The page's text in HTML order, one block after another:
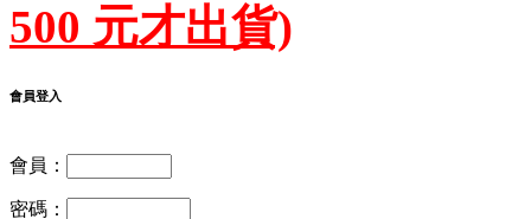
500 元才出貨)
會員登入
會員：
密碼：